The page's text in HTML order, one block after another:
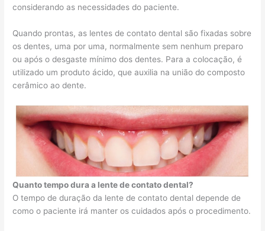
considerando as necessidades do paciente.
Quando prontas, as lentes de contato dental são fixadas sobre
os dentes, uma por uma, normalmente sem nenhum preparo
ou após o desgaste mínimo dos dentes. Para a colocação, é
utilizado um produto ácido, que auxilia na união do composto
cerâmico ao dente.
Quanto tempo dura a lente de contato dental?
O tempo de duração da lente de contato dental depende de
como o paciente irá manter os cuidados após o procedimento.